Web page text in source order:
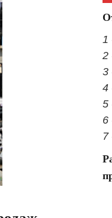
1
2
3
4
5
6
7